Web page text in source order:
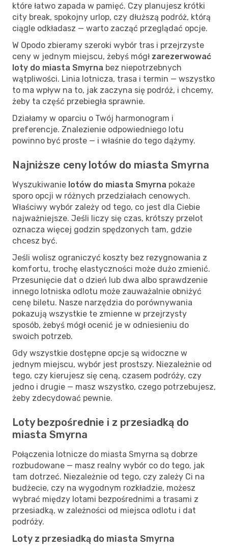
które łatwo zapada w pamięć. Czy planujesz krótki
city break, spokojny urlop, czy dłuższą podróż, którą
ciągle odkładasz — warto zacząć przeglądać opcje.
W Opodo zbieramy szeroki wybór tras i przejrzyste
ceny w jednym miejscu, żebyś mógł zarezerwować
loty do miasta Smyrna bez niepotrzebnych
wątpliwości. Linia lotnicza, trasa i termin — wszystko
to ma wpływ na to, jak zaczyna się podróż, i chcemy,
żeby ta część przebiegła sprawnie.
Działamy w oparciu o Twój harmonogram i
preferencje. Znalezienie odpowiedniego lotu
powinno być proste — i właśnie do tego dążymy.
Najniższe ceny lotów do miasta Smyrna
Wyszukiwanie lotów do miasta Smyrna pokaże
sporo opcji w różnych przedziałach cenowych.
Właściwy wybór zależy od tego, co jest dla Ciebie
najważniejsze. Jeśli liczy się czas, krótszy przelot
oznacza więcej godzin spędzonych tam, gdzie
chcesz być.
Jeśli wolisz ograniczyć koszty bez rezygnowania z
komfortu, trochę elastyczności może dużo zmienić.
Przesunięcie dat o dzień lub dwa albo sprawdzenie
innego lotniska odlotu może zauważalnie obniżyć
cenę biletu. Nasze narzędzia do porównywania
pokazują wszystkie te zmienne w przejrzysty
sposób, żebyś mógł ocenić je w odniesieniu do
swoich potrzeb.
Gdy wszystkie dostępne opcje są widoczne w
jednym miejscu, wybór jest prostszy. Niezależnie od
tego, czy kierujesz się ceną, czasem podróży, czy
jedno i drugie — masz wszystko, czego potrzebujesz,
żeby zdecydować pewnie.
Loty bezpośrednie i z przesiadką do
miasta Smyrna
Połączenia lotnicze do miasta Smyrna są dobrze
rozbudowane — masz realny wybór co do tego, jak
tam dotrzeć. Niezależnie od tego, czy zależy Ci na
budżecie, czy na wygodnym rozkładzie, możesz
wybrać między lotami bezpośrednimi a trasami z
przesiadką, w zależności od miejsca odlotu i dat
podróży.
Loty z przesiadką do miasta Smyrna